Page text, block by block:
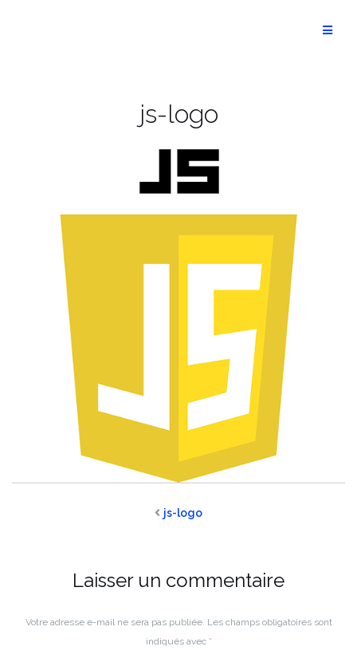
js-logo
js-logo
Laisser un commentaire
Votre adresse e-mail ne sera pas publiée. Les champs obligatoires sont
indiqués avec *